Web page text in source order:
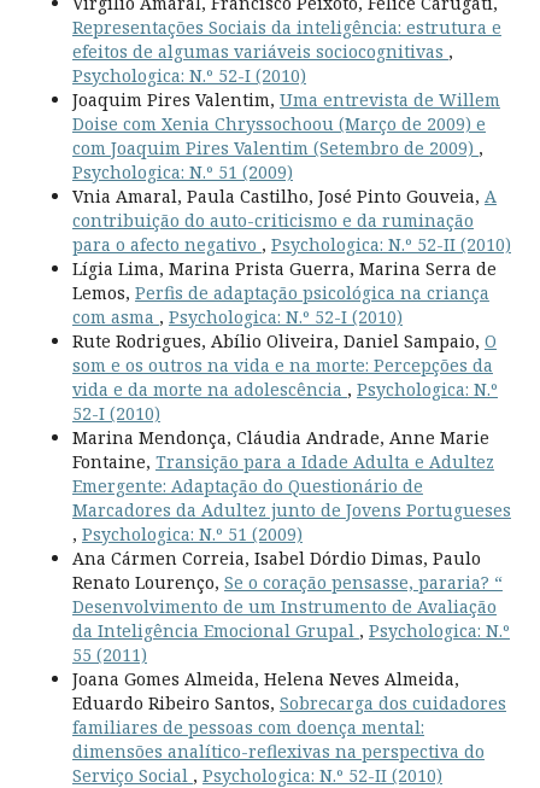
Representações Sociais da inteligência: estrutura e
efeitos de algumas variáveis sociocognitivas ,
Psychologica: N.º 52-I (2010)
Joaquim Pires Valentim, Uma entrevista de Willem
Doise com Xenia Chryssochoou (Março de 2009) e
com Joaquim Pires Valentim (Setembro de 2009) ,
Psychologica: N.º 51 (2009)
Vnia Amaral, Paula Castilho, José Pinto Gouveia, A
contribuição do auto-criticismo e da ruminação
para o afecto negativo , Psychologica: N.º 52-II (2010)
Lígia Lima, Marina Prista Guerra, Marina Serra de
Lemos, Perfis de adaptação psicológica na criança
com asma , Psychologica: N.º 52-I (2010)
Rute Rodrigues, Abílio Oliveira, Daniel Sampaio, O
som e os outros na vida e na morte: Percepções da
vida e da morte na adolescência , Psychologica: N.º
52-I (2010)
Marina Mendonça, Cláudia Andrade, Anne Marie
Fontaine, Transição para a Idade Adulta e Adultez
Emergente: Adaptação do Questionário de
Marcadores da Adultez junto de Jovens Portugueses
, Psychologica: N.º 51 (2009)
Ana Cármen Correia, Isabel Dórdio Dimas, Paulo
Renato Lourenço, Se o coração pensasse, pararia? “
Desenvolvimento de um Instrumento de Avaliação
da Inteligência Emocional Grupal , Psychologica: N.º
55 (2011)
Joana Gomes Almeida, Helena Neves Almeida,
Eduardo Ribeiro Santos, Sobrecarga dos cuidadores
familiares de pessoas com doença mental:
dimensões analítico-reflexivas na perspectiva do
Serviço Social , Psychologica: N.º 52-II (2010)